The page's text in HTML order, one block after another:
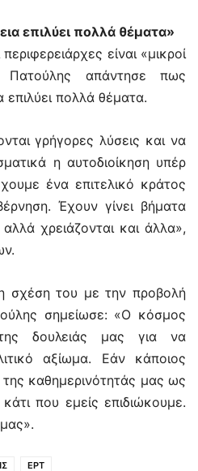
επιλύει πολλά θέματα»
είναι «μικροί
απάντησε πως
επιλύει πολλά θέματα.
γρήγορες λύσεις και να
η αυτοδιοίκηση υπέρ
ένα επιτελικό κράτος
Έχουν γίνει βήματα
χρειάζονται και άλλα»,
σχέση του με την προβολή
σημείωσε: «Ο κόσμος
δουλειάς μας για να
αξίωμα. Εάν κάποιος
της καθημερινότητάς μας ως
που εμείς επιδιώκουμε.
ΕΡΤ